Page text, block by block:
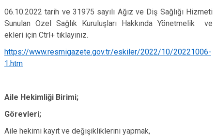
06.10.2022 tarih ve 31975 sayılı Ağız ve Diş Sağlığı Hizmeti
Sunulan Özel Sağlık Kuruluşları Hakkında Yönetmelik ve
ekleri için Ctrl+ tıklayınız.
https://www.resmigazete.gov.tr/eskiler/2022/10/20221006-
1.htm
Aile Hekimliği Birimi;
Görevleri;
Aile hekimi kayıt ve değişikliklerini yapmak,